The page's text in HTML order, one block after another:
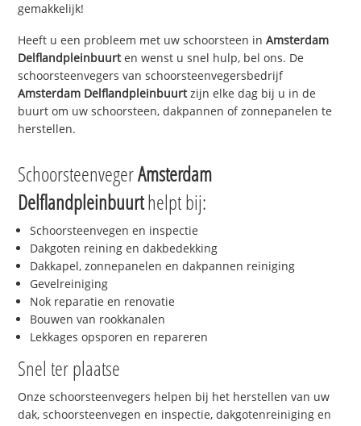
gemakkelijk!
Heeft u een probleem met uw schoorsteen inAmsterdam
Delflandpleinbuurten wenst u snel hulp, bel ons. De
schoorsteenvegers van schoorsteenvegersbedrijf
Amsterdam Delflandpleinbuurtzijn elke dag bij u in de
buurt om uw schoorsteen, dakpannen of zonnepanelen te
herstellen.
SchoorsteenvegerAmsterdam
Delflandpleinbuurthelpt bij:
Schoorsteenvegen en inspectie
Dakgoten reining en dakbedekking
Dakkapel, zonnepanelen en dakpannen reiniging
Gevelreiniging
Nok reparatie en renovatie
Bouwen van rookkanalen
Lekkages opsporen en repareren
Snel ter plaatse
Onze schoorsteenvegers helpen bij het herstellen van uw
dak, schoorsteenvegen en inspectie, dakgotenreiniging en